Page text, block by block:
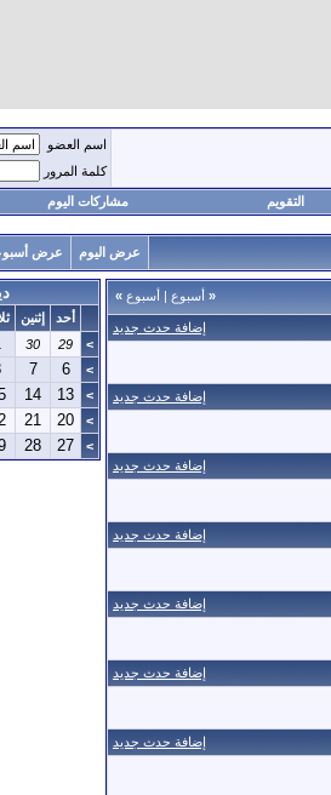
اسم العضو
كلمة المرور
التقويم مشاركات اليوم
عرض اليوم عرض
« أسبوع | أسبوع »
إضافة حدث جديد
إضافة حدث جديد
إضافة حدث جديد
إضافة حدث جديد
إضافة حدث جديد
إضافة حدث جديد
إضافة حدث جديد
أحد إثنين
>
29
30
>
6
7
>
13
14
>
20
21
>
27
28